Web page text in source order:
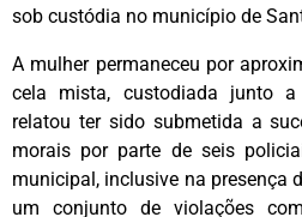
sob custódia no município de
A mulher permaneceu por
cela mista, custodiada junto a
relatou ter sido submetida a
morais por parte de seis
municipal, inclusive na presença
um conjunto de violações